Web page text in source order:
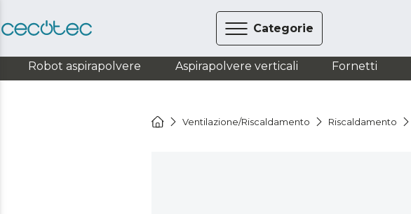
Categorie
Robot aspirapolvere Aspirapolvere verticali Fornetti
Ventilazione/Riscaldamento Riscaldamento